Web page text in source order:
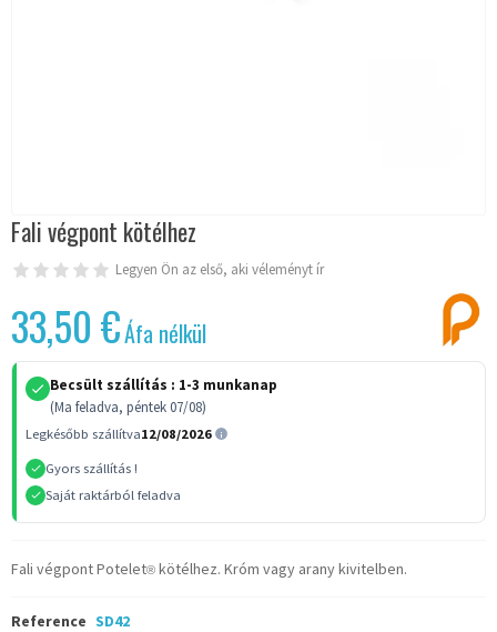
Fali végpont kötélhez
Legyen Ön az első, aki véleményt ír
33,50 €Áfa nélkül
Becsült szállítás : 1-3 munkanap
(Ma feladva, péntek 07/08)
Legkésőbb szállítva12/08/2026
Gyors szállítás !
Saját raktárból feladva
Fali végpont Potelet® kötélhez. Króm vagy arany kivitelben.
Reference SD42